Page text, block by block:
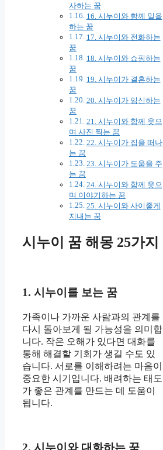
사하는 꿈
16. 시누이와 함께 일을
하는 꿈
17. 시누이와 전화하는
꿈
18. 시누이와 쇼핑하는
꿈
19. 시누이가 결혼하는
꿈
20. 시누이가 임신하는
꿈
21. 시누이와 함께 웃으
며 사진 찍는 꿈
22. 시누이가 집을 떠나
는 꿈
23. 시누이가 도움을 주
는 꿈
24. 시누이와 함께 웃으
며 이야기하는 꿈
25. 시누이와 사이좋게
지내는 꿈
시누이 꿈 해몽 25가지
1. 시누이를 보는 꿈
가족이나 가까운 사람과의 관계를
다시 돌아보게 될 가능성을 의미합
니다. 작은 오해가 있다면 대화를
통해 해결할 기회가 생길 수도 있
습니다. 서로를 이해하려는 마음이
중요한 시기입니다. 배려하는 태도
가 좋은 관계를 만드는 데 도움이
됩니다.